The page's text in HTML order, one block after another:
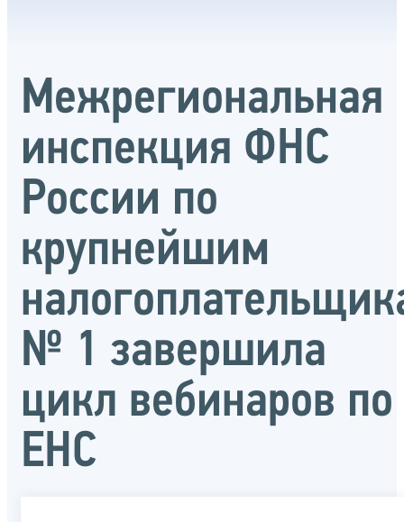
Межрегиональная
инспекция ФНС
России по
крупнейшим
№ 1 завершила
цикл вебинаров по
ЕНС